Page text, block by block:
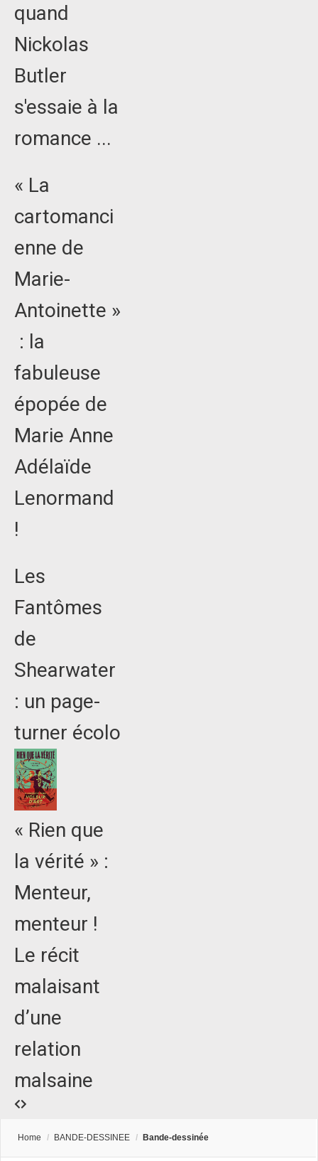
quand
Nickolas
Butler
s'essaie à la
romance ...
« La
cartomanci
enne de
Marie-
Antoinette »
: la
fabuleuse
épopée de
Marie Anne
Adélaïde
Lenormand
!
Les
Fantômes
de
Shearwater
: un page-
turner écolo
« Rien que
la vérité » :
Menteur,
menteur !
Le récit
malaisant
d’une
relation
malsaine
Home / BANDE-DESSINEE / Bande-dessinée